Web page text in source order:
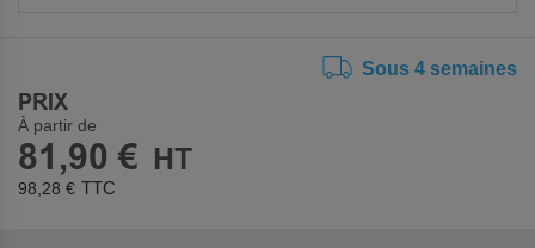
Sous 4 semaines
PRIX
À partir de
81,90 €
98,28 €